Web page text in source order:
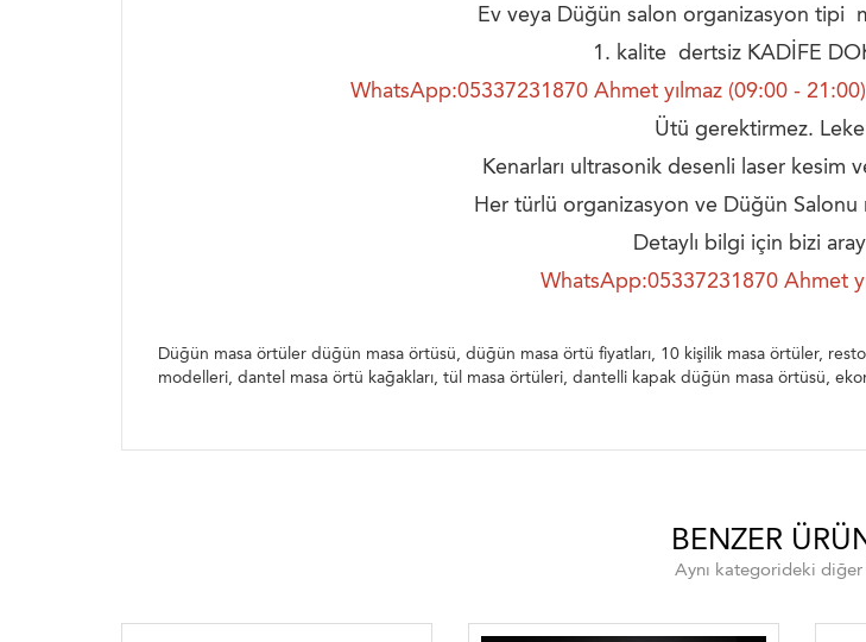
Ev veya Düğün salon organizasyon tipi
1. kalite dertsiz KADİFE
WhatsApp:05337231870 Ahmet yılmaz (09:00 -
Ütü gerektirmez.
Kenarları ultrasonik desenli laser kesim
Her türlü organizasyon ve Düğün Salonu
Detaylı bilgi için bizi
WhatsApp:05337231870 Ahmet
Düğün masa örtüler düğün masa örtüsü, düğün masa örtü fiyatları, 10 kişilik masa örtüler,
modelleri, dantel masa örtü kağakları, tül masa örtüleri, dantelli kapak düğün masa örtüsü,
BENZER
Aynı kategorideki diğer